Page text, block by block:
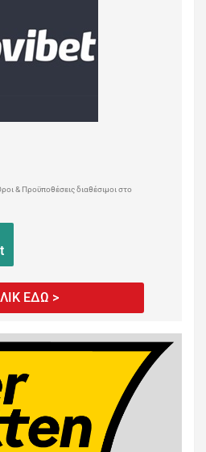
& Προϋποθέσεις διαθέσιμοι στο
ΕΔΩ >